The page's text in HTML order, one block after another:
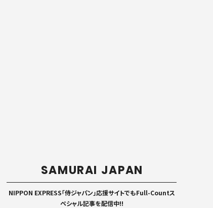
SAMURAI JAPAN
NIPPON EXPRESS「侍ジャパン」応援サイトでもFull-Countス
ペシャル記事を配信中!!